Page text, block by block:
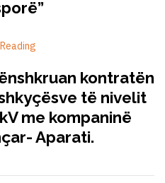
kontratën
të nivelit
me kompaninë
Aparati.